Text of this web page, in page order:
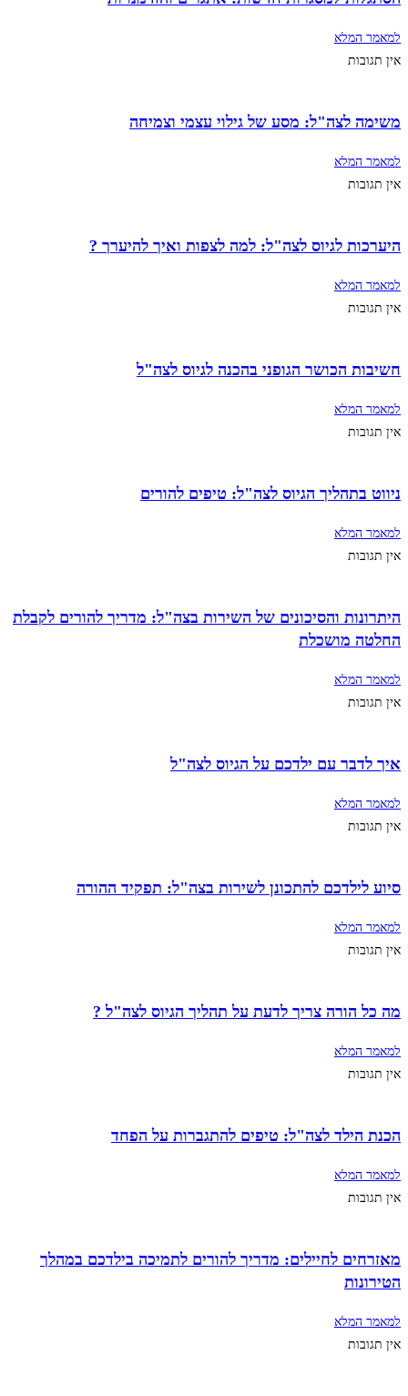
למאמר המלא
אין תגובות
משימה לצה"ל: מסע של גילוי עצמי וצמיחה
למאמר המלא
אין תגובות
היערכות לגיוס לצה"ל: למה לצפות ואיך להיערך ?
למאמר המלא
אין תגובות
חשיבות הכושר הגופני בהכנה לגיוס לצה"ל
למאמר המלא
אין תגובות
ניווט בתהליך הגיוס לצה"ל: טיפים להורים
למאמר המלא
אין תגובות
היתרונות והסיכונים של השירות בצה"ל: מדריך להורים לקבלת
החלטה מושכלת
למאמר המלא
אין תגובות
איך לדבר עם ילדכם על הגיוס לצה"ל
למאמר המלא
אין תגובות
סיוע לילדכם להתכונן לשירות בצה"ל: תפקיד ההורה
למאמר המלא
אין תגובות
מה כל הורה צריך לדעת על תהליך הגיוס לצה"ל ?
למאמר המלא
אין תגובות
הכנת הילד לצה"ל: טיפים להתגברות על הפחד
למאמר המלא
אין תגובות
מאזרחים לחיילים: מדריך להורים לתמיכה בילדכם במהלך
הטירונות
למאמר המלא
אין תגובות